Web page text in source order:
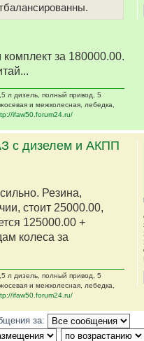
за 180000.00.
л дизель, полный привод, 5
и межколесная, лебедка,
ifaw50.forum24.ru/
с дизелем и АКПП
Резина,
стоит 25000.00,
125000.00 +
колеса за
л дизель, полный привод, 5
и межколесная, лебедка,
ifaw50.forum24.ru/
за: